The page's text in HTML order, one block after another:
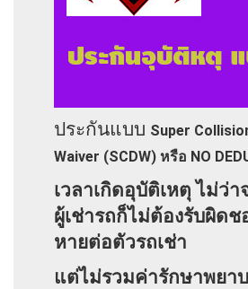
ประกันแบบ Super
Waiver (SCDW) หรือ NO
เวลาเกิดอุบัติเหตุ ไม่ว่
ผู้เช่ารถก็ไม่ต้องรับผิดช
หายต่อตัวรถเช่า
แต่ไม่รวมค่ารักษาพยา